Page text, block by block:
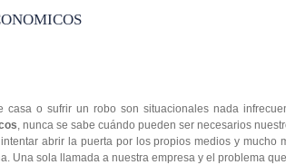
casa o sufrir un robo son situacionales nada
, nunca se sabe cuándo pueden ser necesarios
abrir la puerta por los propios medios y mucho
Una sola llamada a nuestra empresa y el problema